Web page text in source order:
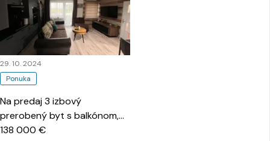
Ponuka
29. 10. 2024
Na predaj 3 izbový
prerobený byt s balkónom,
obec Šelpice
138 000 €